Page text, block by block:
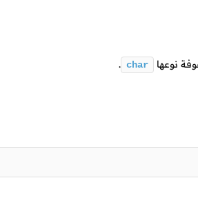
نوعها char
.